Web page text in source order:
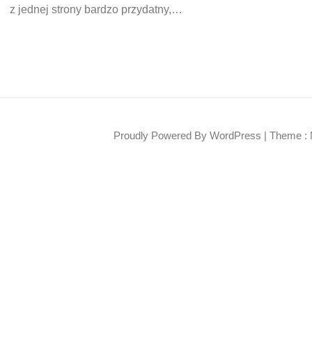
z jednej strony bardzo przydatny,…
Proudly Powered By WordPress | Theme :